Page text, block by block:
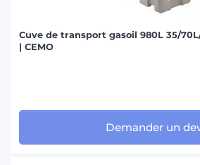
Cuve de transport gasoil 980L 35/
| CEMO
Demander un